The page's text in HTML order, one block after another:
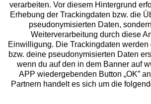
Beratung
Über uns
Rechtliches
verarbeiten. Vor diesem Hintergrund
Erhebung der Trackingdaten bzw. die
pseudonymisierten Daten,
Weiterverarbeitung durch diese
Einwilligung. Die Trackingdaten werden
bzw. deine pseudonymisierten Daten
wenn du auf den in dem Banner auf
APP wiedergebenden Button „OK”
Partnern handelt es sich um die